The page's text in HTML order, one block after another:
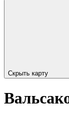
Скрыть карту